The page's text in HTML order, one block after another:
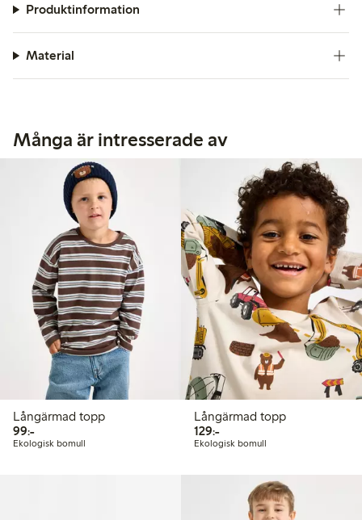
Produktinformation
Material
Många är intresserade av
Långärmad topp
99:-99,00 kr
Ekologisk bomull
Långärmad topp
129:-129,00 kr
Ekologisk bomull